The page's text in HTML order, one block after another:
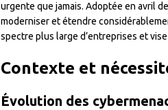
urgente que jamais. Adoptée en avril
moderniser et étendre
spectre plus large d’entreprises et
Contexte et
Évolution des